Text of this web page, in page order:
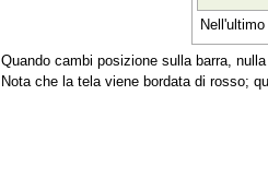
Quando cambi posizione sulla barra,
Nota che la tela viene bordata di rosso;